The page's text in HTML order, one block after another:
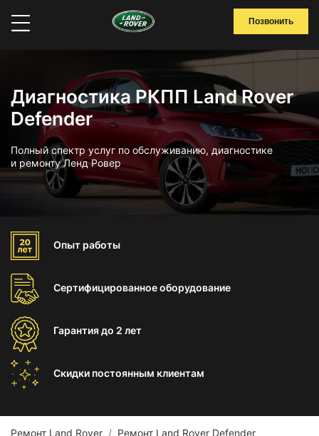
Позвонить
Диагностика РКПП Land Rover
Defender
Полный спектр услуг по обслуживанию, диагностике
и ремонту Ленд Ровер
Опыт работы
Сертифицированноеоборудование
Гарантиядо 2 лет
Скидки постоянным клиентам
Ремонт Land Rover
Ремонт Land Rover Defender